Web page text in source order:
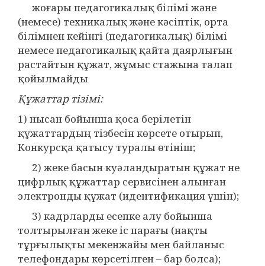
жоғары педагогикалық білімі және
(немесе) техникалық және кәсіптік, орта
білімнен кейінгі (педагогикалық) білімі
немесе педагогикалық қайта даярлығын
растайтын құжат, жұмыс стажына талап
қойылмайды
Құжаттар тізімі:
1) нысан бойынша қоса берілетін
құжаттардың тізбесін көрсете отырып,
Конкурсқа қатысу туралы өтініш;
2) жеке басын куәландыратын құжат не
цифрлық құжаттар сервисінен алынған
электронды құжат (идентификация үшін);
3) кадрларды есепке алу бойынша
толтырылған жеке іс парағы (нақты
тұрғылықты мекенжайы мен байланыс
телефондары көрсетілген – бар болса);